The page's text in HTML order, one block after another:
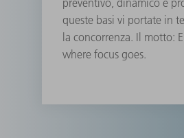
preventivo, dinamico e
queste basi vi portate in
la concorrenza. Il motto:
where focus goes.